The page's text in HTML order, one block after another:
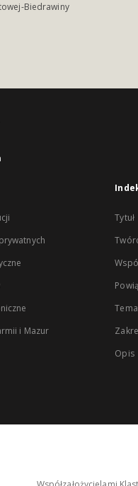
Biedrawiny
i Mazur
Tytuł
Opis